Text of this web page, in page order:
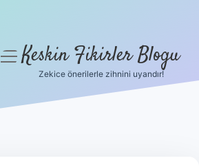
menüyüKeskin Fikirler Blogu
Zekice önerilerle zihnini uyandır!